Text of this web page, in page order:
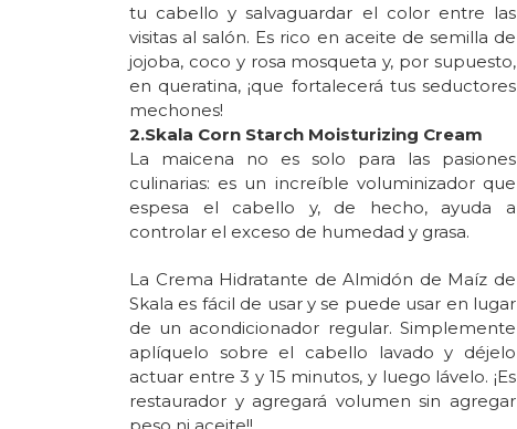
tu cabello y salvaguardar el color entre las
visitas al salón. Es rico en aceite de semilla de
jojoba, coco y rosa mosqueta y, por supuesto,
en queratina, ¡que fortalecerá tus seductores
mechones!
2.Skala Corn Starch Moisturizing Cream
La maicena no es solo para las pasiones
culinarias: es un increíble voluminizador que
espesa el cabello y, de hecho, ayuda a
controlar el exceso de humedad y grasa.
La Crema Hidratante de Almidón de Maíz de
Skala es fácil de usar y se puede usar en lugar
de un acondicionador regular. Simplemente
aplíquelo sobre el cabello lavado y déjelo
actuar entre 3 y 15 minutos, y luego lávelo. ¡Es
restaurador y agregará volumen sin agregar